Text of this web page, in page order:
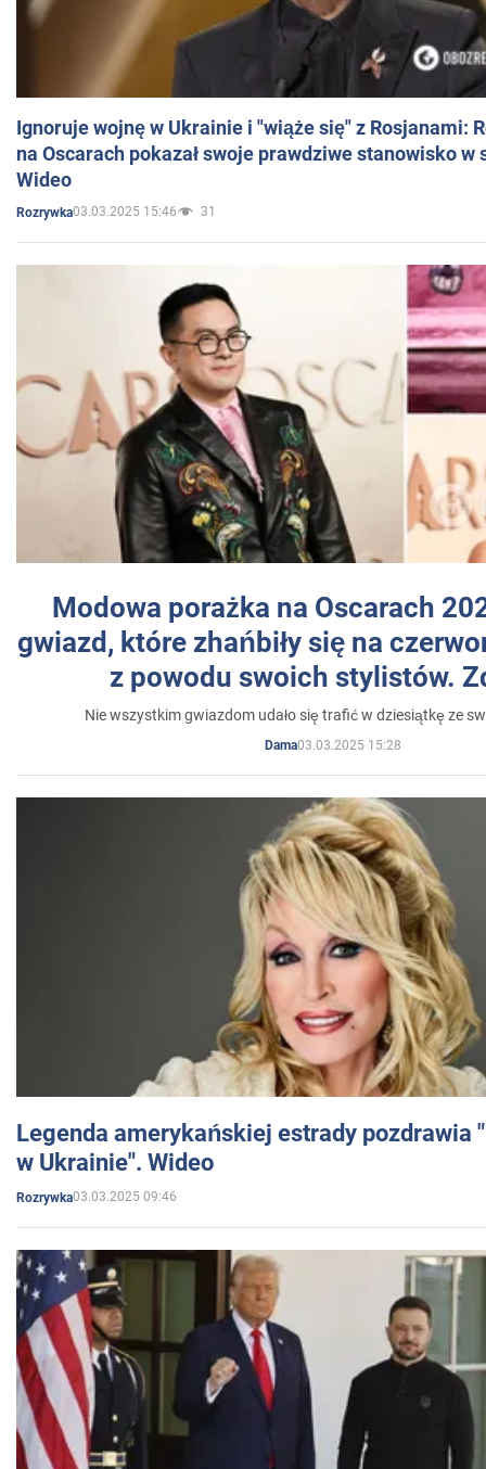
Ignoruje wojnę w Ukrainie i "wiąże się" z Rosjanami:
na Oscarach pokazał swoje prawdziwe stanowisko w
Wideo
Rozrywka03.03.2025 15:46 31
Modowa porażka na Oscarach
gwiazd, które zhańbiły się na
z powodu swoich stylistów.
Nie wszystkim gwiazdom udało się trafić w dziesiątkę ze
Dama03.03.2025 15:28
Legenda amerykańskiej estrady pozdrawia
w Ukrainie". Wideo
Rozrywka03.03.2025 09:46